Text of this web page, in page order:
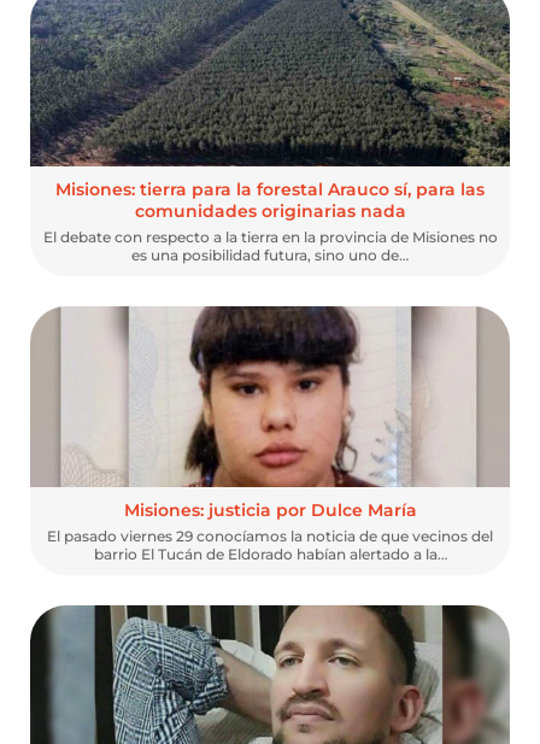
Misiones: tierra para la forestal Arauco sí, para las
comunidades originarias nada
El debate con respecto a la tierra en la provincia de Misiones no
es una posibilidad futura, sino uno de…
Misiones: justicia por Dulce María
El pasado viernes 29 conocíamos la noticia de que vecinos del
barrio El Tucán de Eldorado habían alertado a la…